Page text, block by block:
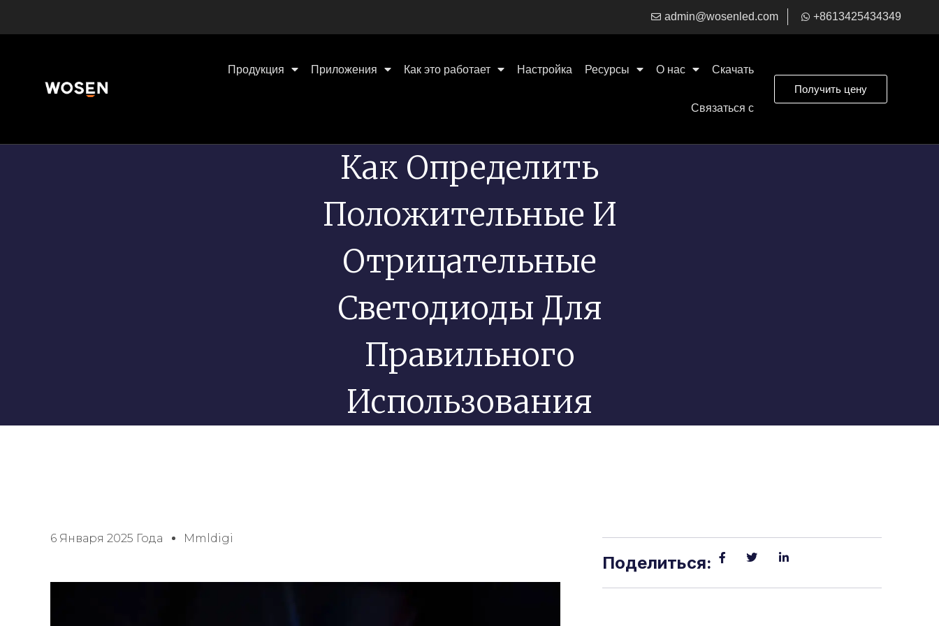
admin@wosenled.com +8613425434349
Продукция Приложения Как это работает Настройка Ресурсы О нас Скачать
Связаться с
Получить цену
Как Определить
Положительные И
Отрицательные
Светодиоды Для
Правильного
Использования
6 Января 2025 Года Mmldigi
Поделиться: